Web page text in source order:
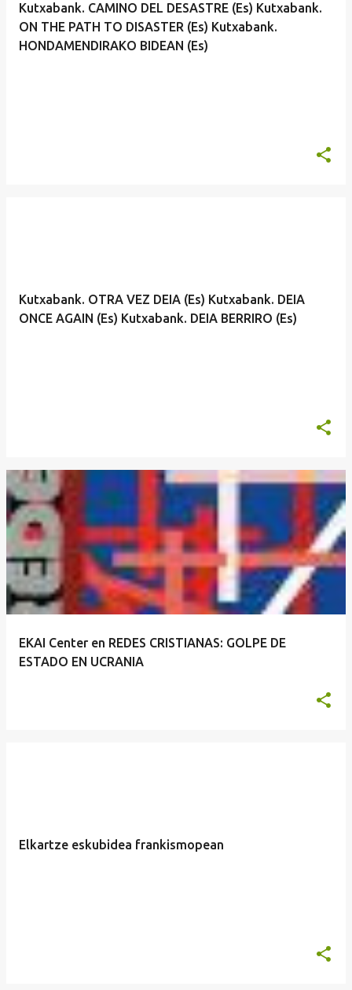
Kutxabank. CAMINO DEL DESASTRE (Es) Kutxabank.
ON THE PATH TO DISASTER (Es) Kutxabank.
HONDAMENDIRAKO BIDEAN (Es)
Kutxabank. OTRA VEZ DEIA (Es) Kutxabank. DEIA
ONCE AGAIN (Es) Kutxabank. DEIA BERRIRO (Es)
EKAI Center en REDES CRISTIANAS: GOLPE DE
ESTADO EN UCRANIA
Elkartze eskubidea frankismopean